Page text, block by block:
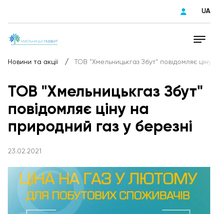
UA
Новини та акції / ТОВ "Хмельницькгаз Збут" повідомляє ціну
ТОВ "Хмельницькгаз Збут"
повідомляє ціну на
природний газ у березні
23.02.2021